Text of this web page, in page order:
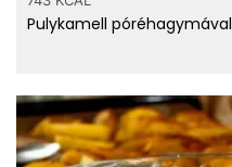
Pulykamell póréhagymával